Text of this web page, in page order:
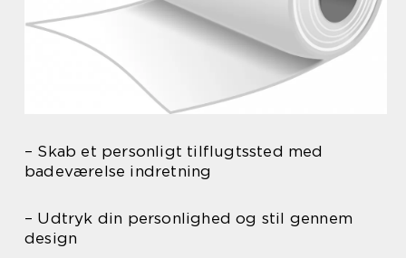
– Skab et personligt tilflugtssted med
badeværelse indretning
– Udtryk din personlighed og stil gennem
design